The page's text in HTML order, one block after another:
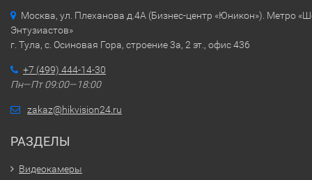
Москва, ул. Плеханова д.4А (Бизнес-центр «Юникон»). Метро
Энтузиастов»
г. Тула, с. Осиновая Гора, строение 3а, 2 эт., офис 436
+7 (499) 444-14-30
Пн—Пт 09:00—18:00
zakaz@hikvision24.ru
РАЗДЕЛЫ
Видеокамеры